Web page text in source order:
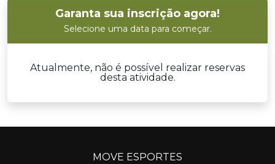
Garanta sua inscrição agora!
Selecione uma data para começar.
Atualmente, não é possível realizar reservas
desta atividade.
MOVE ESPORTES